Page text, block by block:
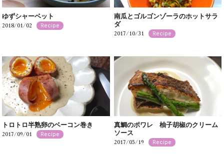
ゆずシャーベット
2018/01/02 Recipe
南瓜とゴルゴンゾーラのホットサラ
ダ
2017/10/31 Recipe
トロトロ半熟卵のベーコン巻き
2017/09/01 Recipe
真鯛のポワレ 柚子胡椒のクリーム
ソース
2017/05/19 Recipe